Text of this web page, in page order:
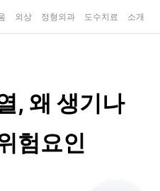
외상 정형외과 도수치료 소개
, 왜 생기나
험요인